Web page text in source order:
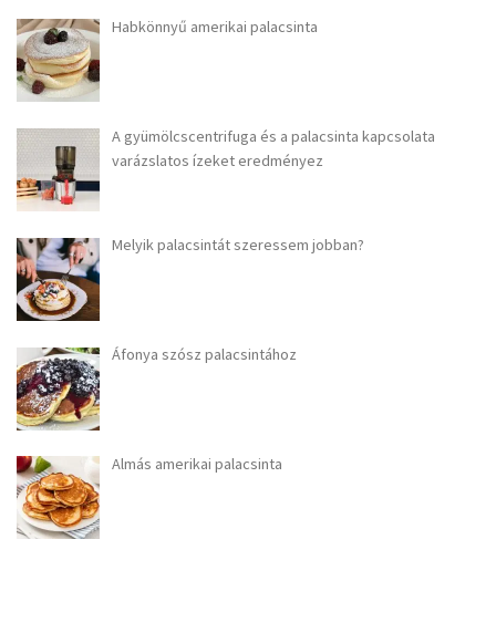
Habkönnyű amerikai palacsinta
A gyümölcscentrifuga és a palacsinta kapcsolata
varázslatos ízeket eredményez
Melyik palacsintát szeressem jobban?
Áfonya szósz palacsintához
Almás amerikai palacsinta